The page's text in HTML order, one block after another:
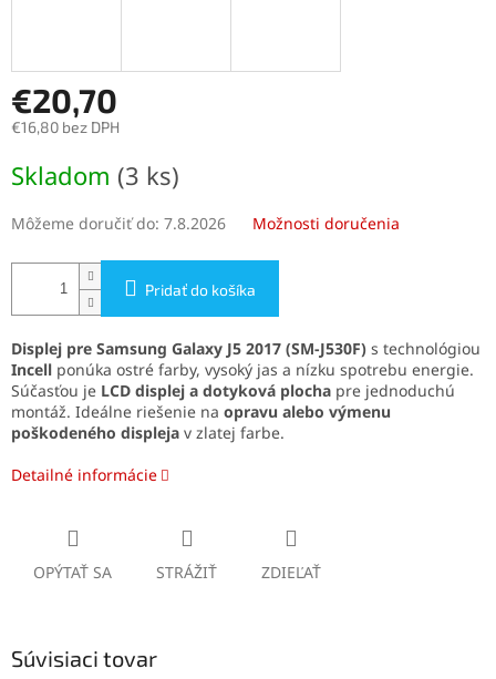
€20,70
€16,80 bez DPH
cena:
Skladom (3 ks)
Môžeme doručiť do: 7.8.2026 Možnosti doručenia
Pridať do košíka
Displej pre Samsung Galaxy J5 2017 (SM-J530F) s technológiou
Incell ponúka ostré farby, vysoký jas a nízku spotrebu energie.
Súčasťou je LCD displej a dotyková plocha pre jednoduchú
montáž. Ideálne riešenie na opravu alebo výmenu
poškodeného displeja v zlatej farbe.
Detailné informácie
OPÝTAŤ SA STRÁŽIŤ ZDIEĽAŤ
Súvisiaci tovar